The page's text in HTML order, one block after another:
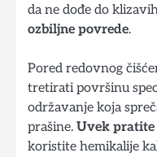
da ne dođe do
ozbiljne povrede.
Pored redovnog
tretirati površinu
održavanje koja
prašine. Uvek
koristite hemikalije